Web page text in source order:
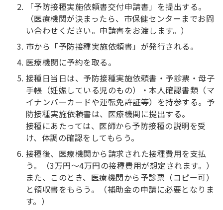
「予防接種実施依頼書交付申請書」を提出する。
（医療機関が決まったら、市保健センターまでお問
い合わせください。申請書をお渡します。）
市から「予防接種実施依頼書」が発行される。
医療機関に予約を取る。
接種日当日は、予防接種実施依頼書・予診票・母子
手帳（妊娠している児のもの）・本人確認書類（マ
イナンバーカードや運転免許証等）を持参する。予
防接種実施依頼書は、医療機関に提出する。
接種にあたっては、医師から予防接種の説明を受
け、体調の確認をしてもらう。
接種後、医療機関から請求された接種費用を支払
う。（3万円～4万円の接種費用が想定されます。）
また、このとき、医療機関から予診票（コピー可）
と領収書をもらう。（補助金の申請に必要となりま
す。）